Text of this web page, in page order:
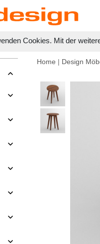
Cookies. Mit der
Home | Design